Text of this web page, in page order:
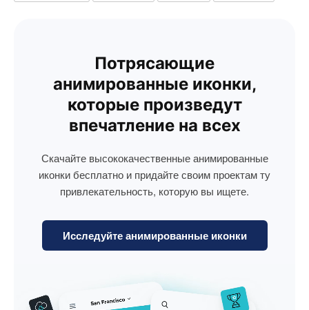
Потрясающие
анимированные иконки,
которые произведут
впечатление на всех
Скачайте высококачественные анимированные
иконки бесплатно и придайте своим проектам ту
привлекательность, которую вы ищете.
Исследуйте анимированные иконки